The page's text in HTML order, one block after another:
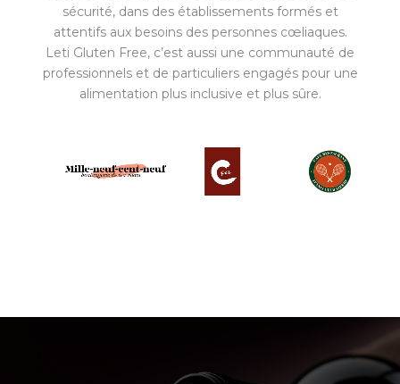
sécurité, dans des établissements formés et
attentifs aux besoins des personnes cœliaques.
Leti Gluten Free, c’est aussi une communauté de
professionnels et de particuliers engagés pour une
alimentation plus inclusive et plus sûre.